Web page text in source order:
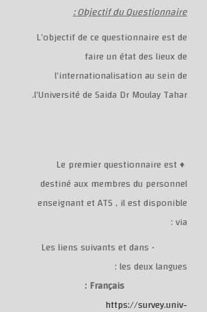
Objectif du Questionnaire :
L’objectif de ce questionnaire est de
faire un état des lieux de
l’internationalisation au sein de
l’Université de Saida Dr Moulay Tahar.
♦ Le premier questionnaire est
destiné aux membres du personnel
enseignant et ATS , il est disponible
via :
•
Les liens suivants et dans
les deux langues :
Français :
https://survey.univ-